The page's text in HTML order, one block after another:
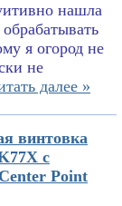
нашла
я огород не
не
далее »
винтовка
с
Point